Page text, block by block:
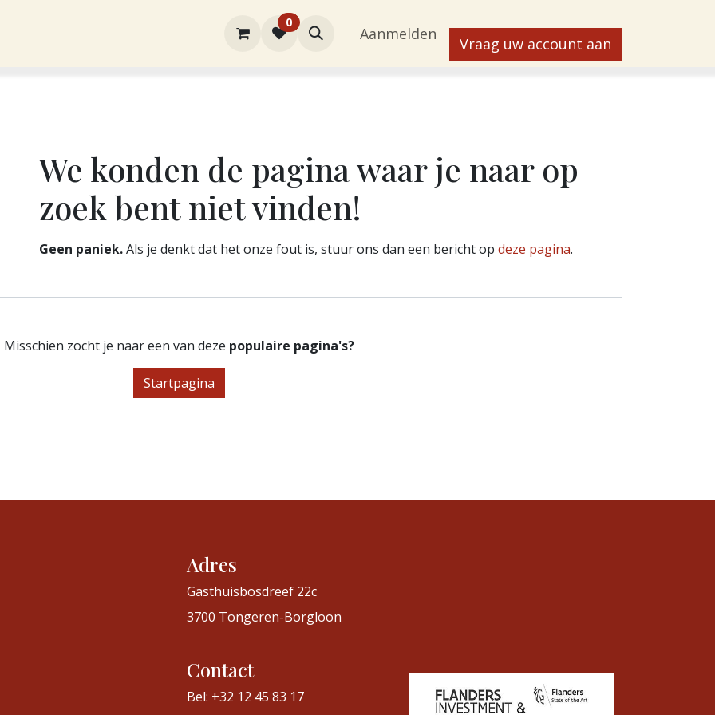
Contact
0
Aanmelden
Vraag uw account aan
Fout 404
We konden de pagina waar je naar op
zoek bent niet vinden!
Geen paniek.Als je denkt dat het onze fout is, stuur ons dan een bericht op deze pagina.
Misschien zocht je naar een van deze populaire pagina's?
Startpagina
Adres
Gasthuisbosdreef 22c
3700 Tongeren-Borgloon
Contact
Bel: +32 12 45 83 17